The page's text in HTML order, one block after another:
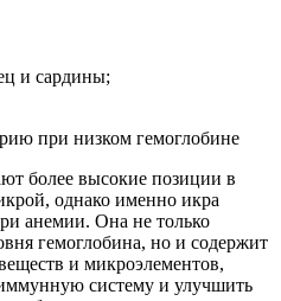
и сардины;
при низком гемоглобине
более высокие позиции в
однако именно икра
анемии. Она не только
гемоглобина, но и содержит
и микроэлементов,
систему и улучшить